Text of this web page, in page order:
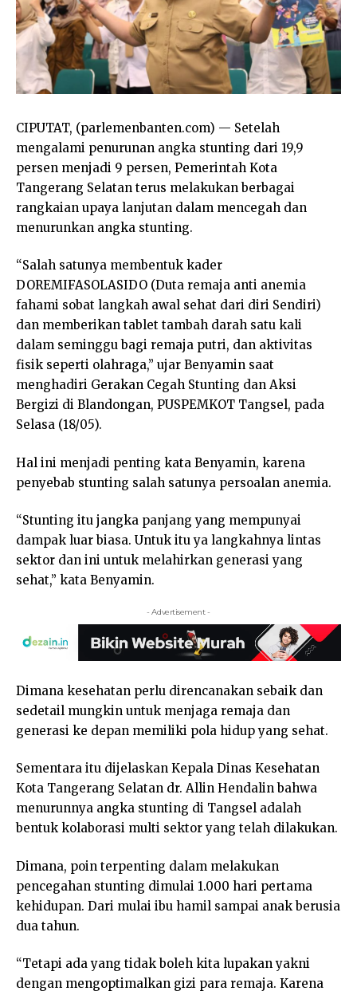
CIPUTAT, (parlemenbanten.com) — Setelah
mengalami penurunan angka stunting dari 19,9
persen menjadi 9 persen, Pemerintah Kota
Tangerang Selatan terus melakukan berbagai
rangkaian upaya lanjutan dalam mencegah dan
menurunkan angka stunting.
“Salah satunya membentuk kader
DOREMIFASOLASIDO (Duta remaja anti anemia
fahami sobat langkah awal sehat dari diri Sendiri)
dan memberikan tablet tambah darah satu kali
dalam seminggu bagi remaja putri, dan aktivitas
fisik seperti olahraga,” ujar Benyamin saat
menghadiri Gerakan Cegah Stunting dan Aksi
Bergizi di Blandongan, PUSPEMKOT Tangsel, pada
Selasa (18/05).
Hal ini menjadi penting kata Benyamin, karena
penyebab stunting salah satunya persoalan anemia.
“Stunting itu jangka panjang yang mempunyai
dampak luar biasa. Untuk itu ya langkahnya lintas
sektor dan ini untuk melahirkan generasi yang
sehat,” kata Benyamin.
- Advertisement -
Dimana kesehatan perlu direncanakan sebaik dan
sedetail mungkin untuk menjaga remaja dan
generasi ke depan memiliki pola hidup yang sehat.
Sementara itu dijelaskan Kepala Dinas Kesehatan
Kota Tangerang Selatan dr. Allin Hendalin bahwa
menurunnya angka stunting di Tangsel adalah
bentuk kolaborasi multi sektor yang telah dilakukan.
Dimana, poin terpenting dalam melakukan
pencegahan stunting dimulai 1.000 hari pertama
kehidupan. Dari mulai ibu hamil sampai anak berusia
dua tahun.
“Tetapi ada yang tidak boleh kita lupakan yakni
dengan mengoptimalkan gizi para remaja. Karena